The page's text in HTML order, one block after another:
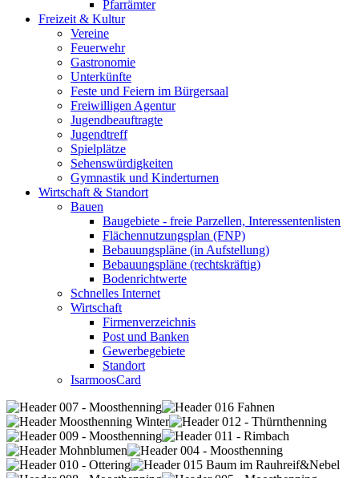
Pfarrämter
Freizeit & Kultur
Vereine
Feuerwehr
Gastronomie
Unterkünfte
Feste und Feiern im Bürgersaal
Freiwilligen Agentur
Jugendbeauftragte
Jugendtreff
Spielplätze
Sehenswürdigkeiten
Gymnastik und Kinderturnen
Wirtschaft & Standort
Bauen
Baugebiete - freie Parzellen, Interessentenlisten
Flächennutzungsplan (FNP)
Bebauungspläne (in Aufstellung)
Bebauungspläne (rechtskräftig)
Bodenrichtwerte
Schnelles Internet
Wirtschaft
Firmenverzeichnis
Post und Banken
Gewerbegebiete
Standort
IsarmoosCard